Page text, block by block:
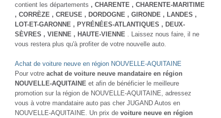
contient les départements , CHARENTE , CHARENTE-MARITIME
, CORRÈZE , CREUSE , DORDOGNE , GIRONDE , LANDES ,
LOT-ET-GARONNE , PYRÉNÉES-ATLANTIQUES , DEUX-
SÈVRES , VIENNE , HAUTE-VIENNE
. Laissez nous faire, il ne
vous restera plus qu'à profiter de votre nouvelle auto.
Achat de voiture neuve en région NOUVELLE-AQUITAINE
Pour votre achat de voiture neuve mandataire en région
NOUVELLE-AQUITAINE et afin de bénéficier le meilleure
promotion sur la région de NOUVELLE-AQUITAINE, adressez
vous à votre mandataire auto pas cher JUGAND Autos en
NOUVELLE-AQUITAINE. Un prix de voiture neuve en région